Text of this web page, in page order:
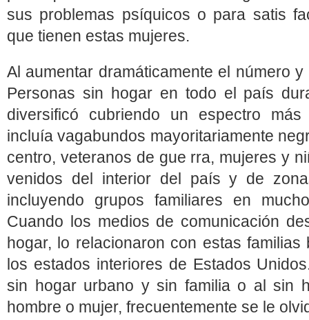
sus problemas psíquicos o para satis
que tienen estas mujeres.
Al aumentar dramáticamente el número
Personas sin hogar en todo el país
diversificó cubriendo un espectro
incluía vagabundos mayoritariamente
centro, veteranos de gue rra, mujeres y
venidos del interior del país y de
incluyendo grupos familiares en
Cuando los medios de comunicación
hogar, lo relacionaron con estas
los estados interiores de Estados
sin hogar urbano y sin familia o al sin
hombre o mujer, frecuentemente se le